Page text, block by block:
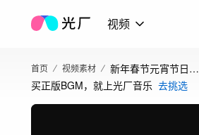
视频
首页 视频素材
新年春节元宵节日剪
纸汤圆舞狮欢乐氛围
买正版BGM，就上光厂音乐 去挑选